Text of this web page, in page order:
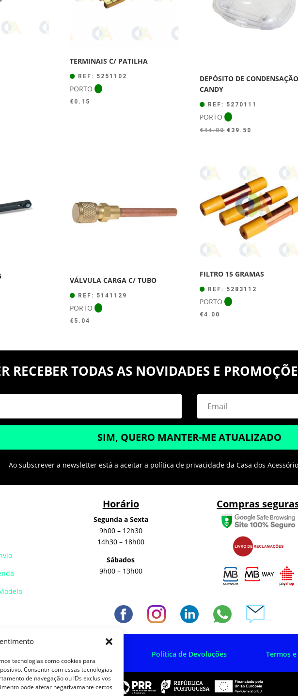
tecnologias como cookies para
Consentir com essas tecnologias
de navegação ou IDs exclusivos
pode afetar negativamante certos
TERMINAIS C/ PATILHA
REF: 5251102
PORTO
€ 0.15
DEPÓSITO DE
CANDY
REF: 5270111
PORTO
€44.00 O
€44.00.
€ 39.50
é:
€39.50.
VÁLVULA CARGA C/ TUBO
REF: 5141129
PORTO
€ 5.04
FILTRO 15 GRAMAS
REF: 5283112
PORTO
€4.00
RECEBER TODAS AS NOVIDADES E
SIM, QUERO MANTER-ME ATUALIZADO
Ao subscrever a newsletter está a aceitar a política de privacidade da Casa dos
Horário
Segunda a Sexta
9h00 – 12h30
14h30 – 18h00
Sábados
9h00 – 13h00
Compras
Política de Devoluções Termos